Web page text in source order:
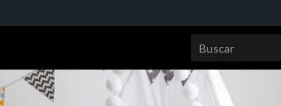
Search for: